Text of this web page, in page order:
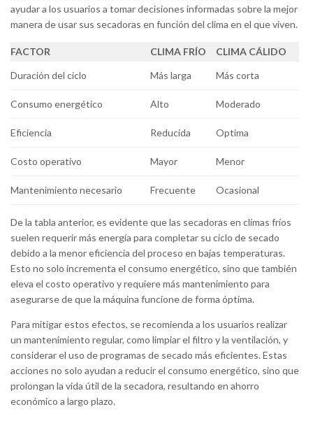
ayudar a los usuarios a tomar decisiones informadas sobre la mejor
manera de usar sus secadoras en función del clima en el que viven.
FACTOR CLIMA FRÍO
CLIMA CÁLIDO
Duración del ciclo
Más larga Más corta
Consumo energético Alto Moderado
Eficiencia Reducida Optima
Costo operativo Mayor Menor
Mantenimiento necesario Frecuente Ocasional
De la tabla anterior, es evidente que las secadoras en climas fríos
suelen requerir más energía para completar su ciclo de secado
debido a la menor eficiencia del proceso en bajas temperaturas.
Esto no solo incrementa el consumo energético, sino que también
eleva el costo operativo y requiere más mantenimiento para
asegurarse de que la máquina funcione de forma óptima.
Para mitigar estos efectos, se recomienda a los usuarios realizar
un mantenimiento regular, como limpiar el filtro y la ventilación, y
considerar el uso de programas de secado más eficientes. Estas
acciones no solo ayudan a reducir el consumo energético, sino que
prolongan la vida útil de la secadora, resultando en ahorro
económico a largo plazo.